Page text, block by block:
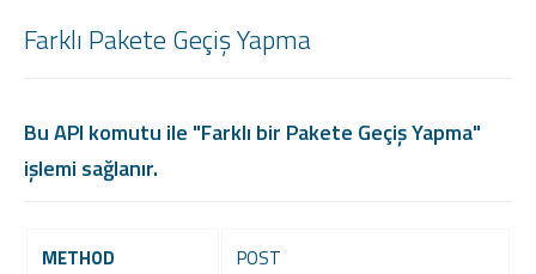
Farklı Pakete Geçiş Yapma
Bu API komutu ile "Farklı bir Pakete Geçiş Yapma"
işlemi sağlanır.
METHOD POST